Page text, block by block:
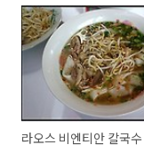
라오스 비엔티안 칼국수